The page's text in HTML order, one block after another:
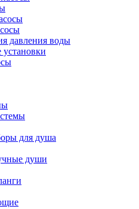
давления воды
для душа
души